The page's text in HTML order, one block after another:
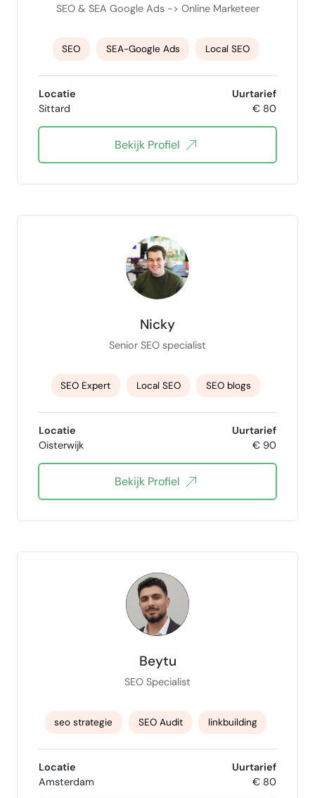
SEO & SEA Google Ads -> Online Marketeer
SEO SEA-Google Ads Local SEO
SEO Audit
Linkbuilding expert SEO blogs bing ads
Locatie
Sittard
Uurtarief
€ 80
Bekijk Profiel
Nicky
Senior SEO specialist
SEO Expert Local SEO SEO blogs
SEO Keyword Research technical seo
Locatie
Oisterwijk
Uurtarief
€ 90
Bekijk Profiel
Beytu
SEO Specialist
seo strategie SEO Audit linkbuilding
SEO Keyword Research Technisch SEO
Locatie
Amsterdam
Uurtarief
€ 80